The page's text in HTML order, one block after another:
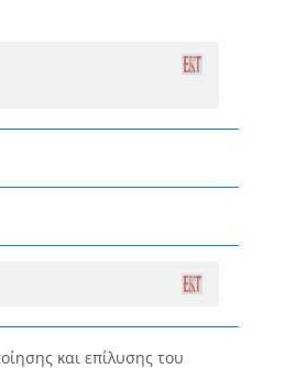
και επίλυσης του